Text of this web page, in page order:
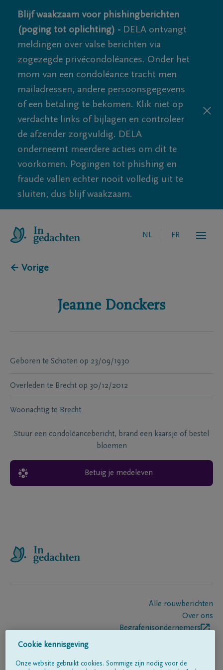
Blijf waakzaam voor phishingberichten
(poging tot oplichting) - DELA ontvangt
meldingen over valse berichten via
zogezegde privécondoléances. Onder het
mom van een condoléance tracht men
mailadressen, andere persoonsgegevens
of een betaling te bekomen. Klik niet op
verdachte links of bijlagen en controleer
de afzender zorgvuldig. DELA
onderneemt meerdere acties om dit te
voorkomen. Pogingen tot phishing en
fraude vallen echter nooit volledig uit te
sluiten, dus blijf waakzaam.
NL FR
← Vorige
Jeanne Donckers
Geboren te Schoten op 23/09/1930
Overleden te Brecht op 30/12/2012
Woonachtig te Brecht
Stuur een condoléancebericht, brand een kaarsje of bestel
bloemen
Betuig je medeleven
Alle rouwberichten
Over ons
Begrafenisondernemers
Cookie kennisgeving
Onze website gebruikt cookies. Sommige zijn nodig voor de